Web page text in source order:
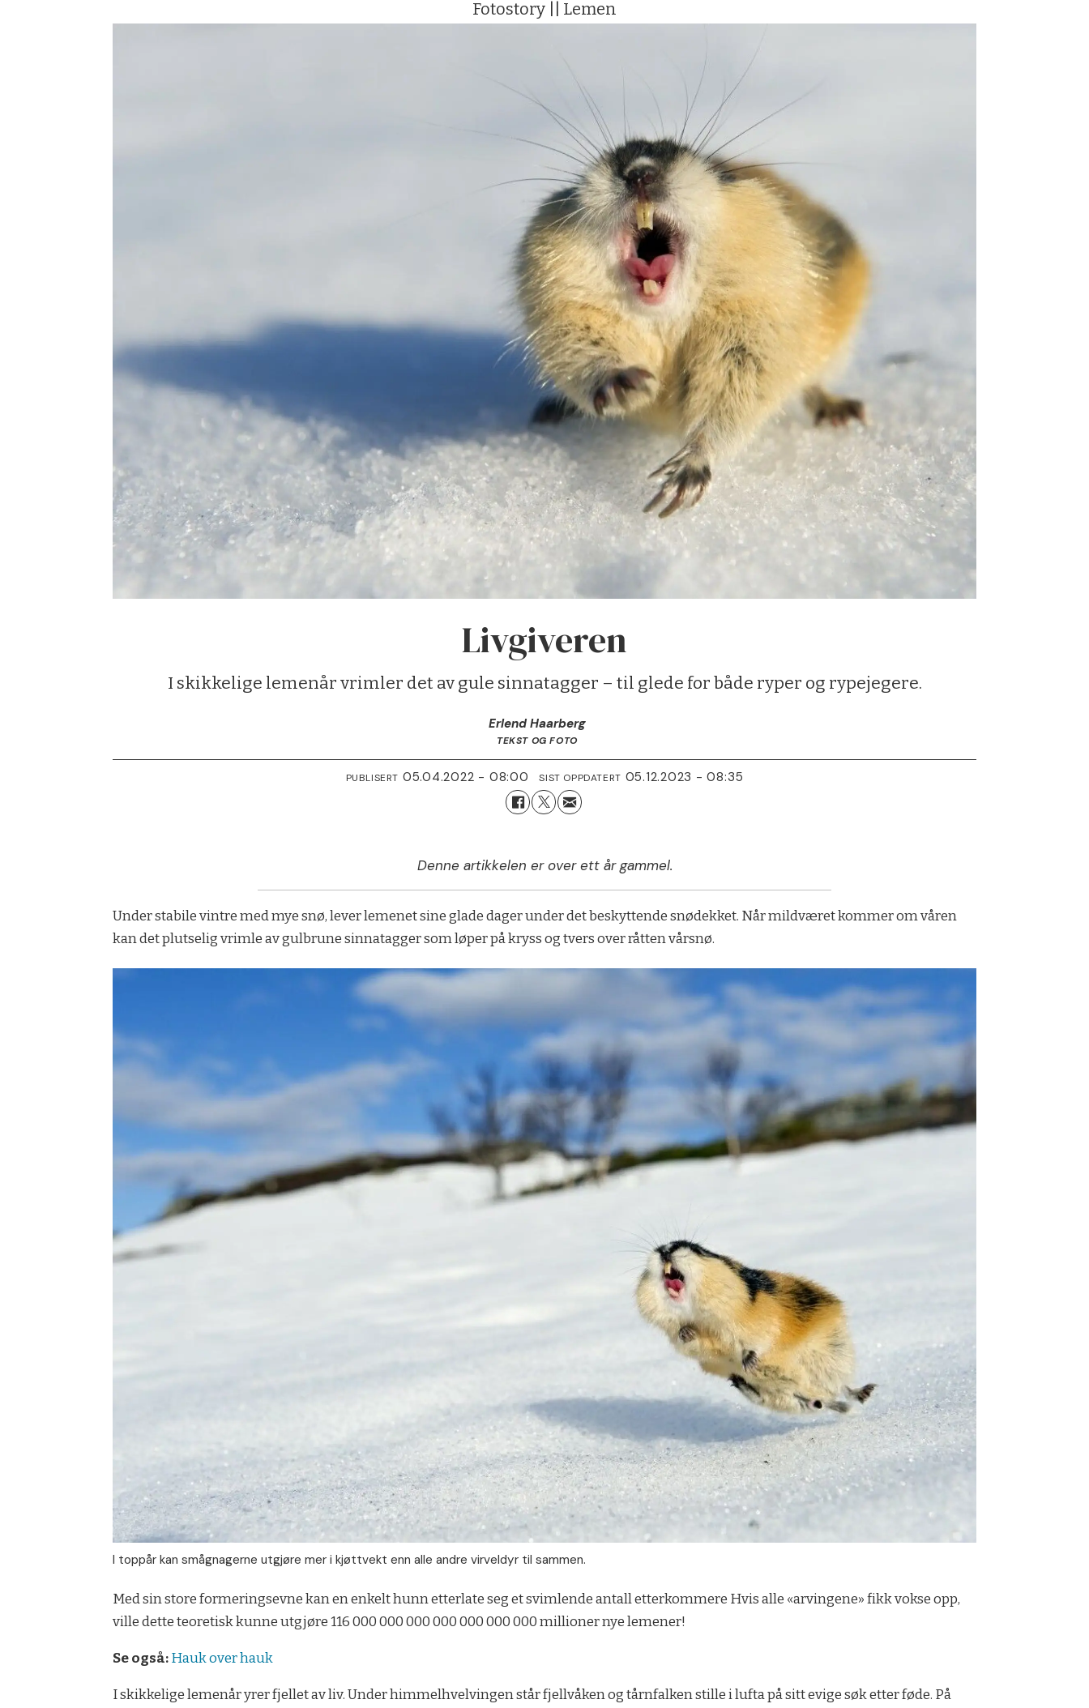
Fotostory || Lemen
Livgiveren
I skikkelige lemenår vrimler det av gule sinnatagger – til glede for både ryper og rypejegere.
Erlend Haarberg
TEKST OG FOTO
PUBLISERT 05.04.2022 - 08:00 SIST OPPDATERT 05.12.2023 - 08:35
Denne artikkelen er over ett år gammel.
Under stabile vintre med mye snø, lever lemenet sine glade dager under det beskyttende snødekket. Når mildværet kommer om våren
kan det plutselig vrimle av gulbrune sinnatagger som løper på kryss og tvers over råtten vårsnø.
I toppår kan smågnagerne utgjøre mer i kjøttvekt enn alle andre virveldyr til sammen.
Med sin store formeringsevne kan en enkelt hunn etterlate seg et svimlende antall etterkommere Hvis alle «arvingene» fikk vokse opp,
ville dette teoretisk kunne utgjøre 116 000 000 000 000 000 000 000 millioner nye lemener!
Se også:Hauk over hauk
I skikkelige lemenår yrer fjellet av liv. Under himmelhvelvingen står fjellvåken og tårnfalken stille i lufta på sitt evige søk etter føde. På